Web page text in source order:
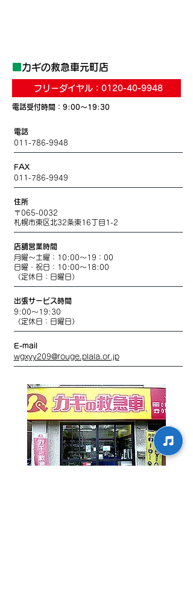
カギの救急車元町店
フリーダイヤル：0120-40-9948
電話受付時間：9:00～19:30
電話
011-786-9948
FAX
011-786-9949
住所
〒065-0032
札幌市東区北32条東16丁目1-2
店舗営業時間
月曜～土曜：10:00～19：00
日曜・祝日：10:00～18:00
（定休日：日曜日）
出張サービス時間
9:00～19:30
（定休日：日曜日）
E-mail
wgxyy209@rouge.plala.or.jp